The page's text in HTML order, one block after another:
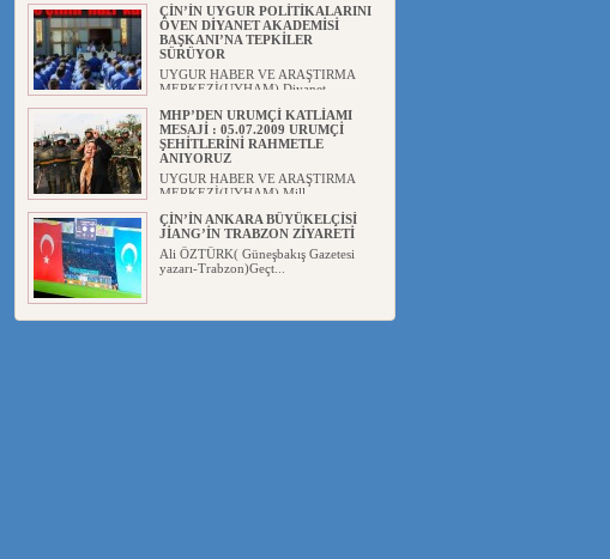
ÇİN’İN UYGUR POLİTİKALARINI
ÖVEN DİYANET AKADEMİSİ
BAŞKANI’NA TEPKİLER
SÜRÜYOR
UYGUR HABER VE ARAŞTIRMA
MERKEZİ(UYHAM) Diyanet
MHP’DEN URUMÇİ KATLİAMI
MESAJİ : 05.07.2009 URUMÇİ
ŞEHİTLERİNİ RAHMETLE
ANIYORUZ
UYGUR HABER VE ARAŞTIRMA
MERKEZİ(UYHAM) Mill...
ÇİN’İN ANKARA BÜYÜKELÇİSİ
JİANG’İN TRABZON ZİYARETİ
Ali ÖZTÜRK( Güneşbakış Gazetesi
yazarı-Trabzon)Geçt...
İŞGALCİ ÇİN’DEN “FETİHLER